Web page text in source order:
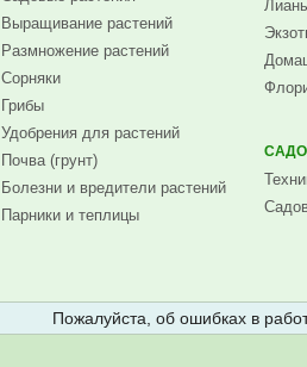
Выращивание растений
Размножение растений
Сорняки
Грибы
Удобрения для растений
Почва (грунт)
Болезни и вредители растений
Парники и теплицы
Пожалуйста, об ошибках в